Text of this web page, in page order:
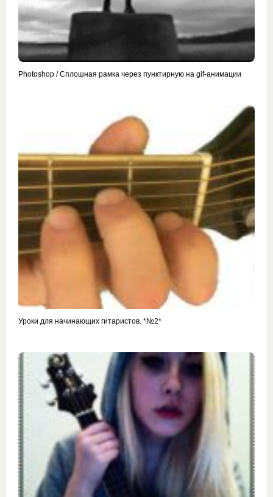
Photoshop / Сплошная рамка через пунктирную на gif-анимации
Уроки для начинающих гитаристов. *№2*